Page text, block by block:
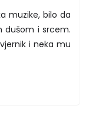
muzike, bilo da
dušom i srcem.
i neka mu